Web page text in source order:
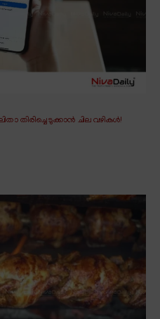
തിരിച്ചെടുക്കാൻ ചില വഴികൾ!